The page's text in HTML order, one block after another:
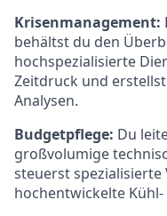
Krisenmanagement:
behältst du den
hochspezialisierte
Zeitdruck und
Analysen.
Budgetpflege: Du
großvolumige
steuerst spezialisierte
hochentwickelte Kühl-